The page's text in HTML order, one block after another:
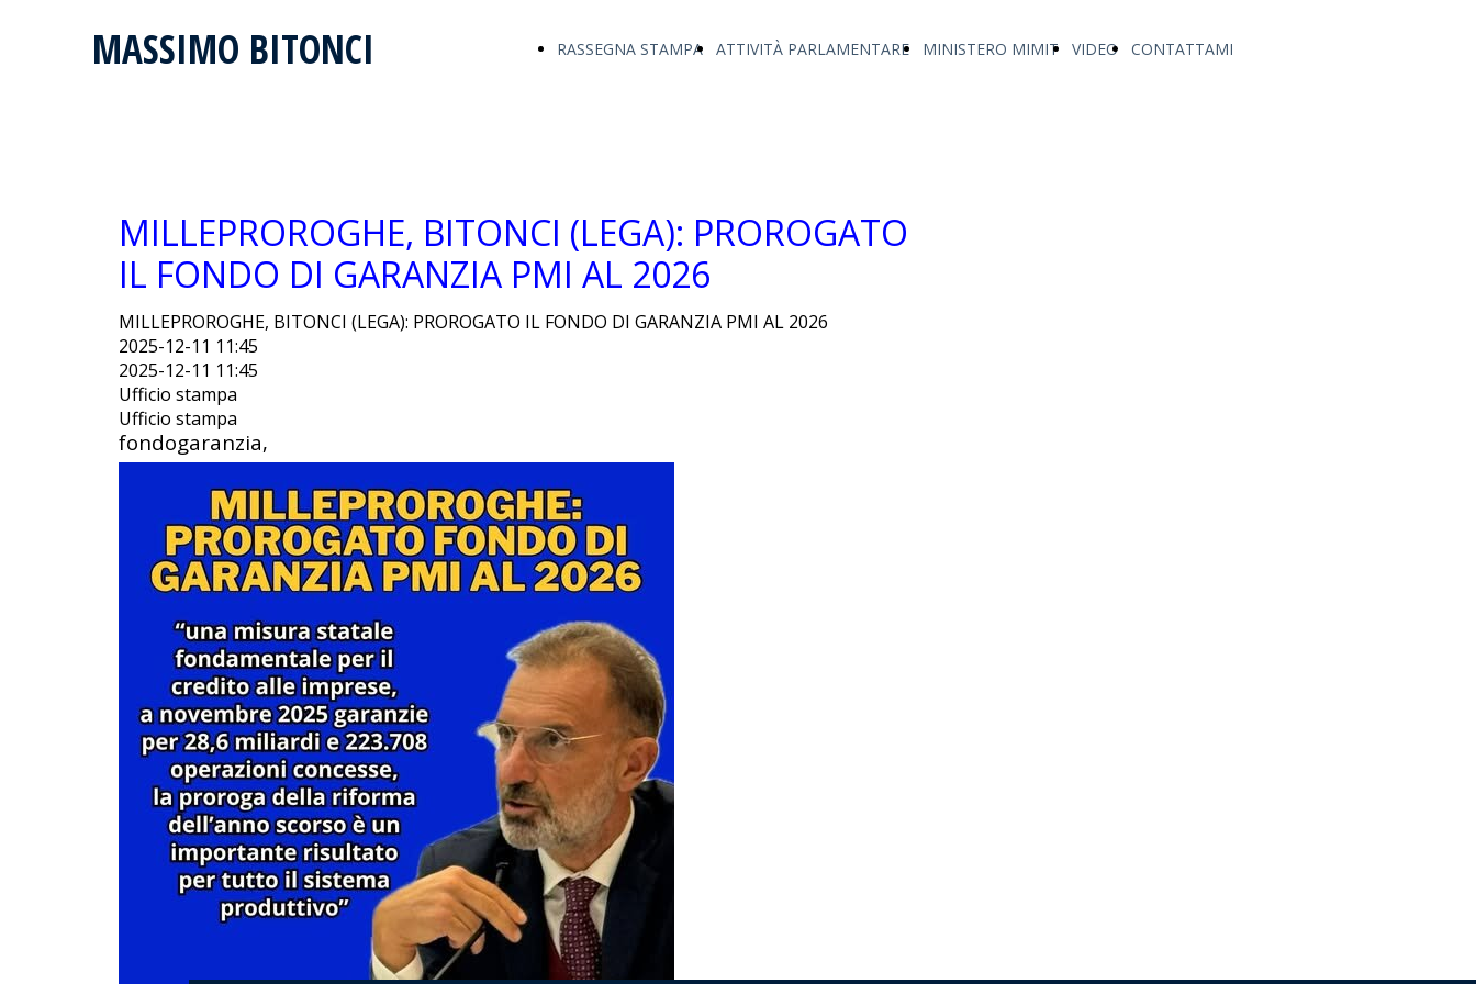
MASSIMO BITONCI RASSEGNA STAMPA ATTIVITÀ PARLAMENTARE MINISTERO MIMIT VIDEO CONTATTAMI
MILLEPROROGHE, BITONCI (LEGA): PROROGATO
IL FONDO DI GARANZIA PMI AL 2026
MILLEPROROGHE, BITONCI (LEGA): PROROGATO IL FONDO DI GARANZIA PMI AL 2026
2025-12-11 11:45
2025-12-11 11:45
Ufficio stampa
Ufficio stampa
fondogaranzia,